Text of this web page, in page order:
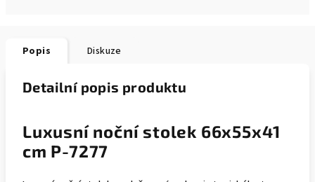
Popis Diskuze
Detailní popis produktu
Luxusní noční stolek 66x55x41
cm P-7277